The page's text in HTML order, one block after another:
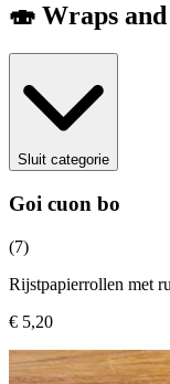
🍣 Wraps
Sluit categorie
Goi cuon bo
(7)
Rijstpapierrollen met
€ 5,20